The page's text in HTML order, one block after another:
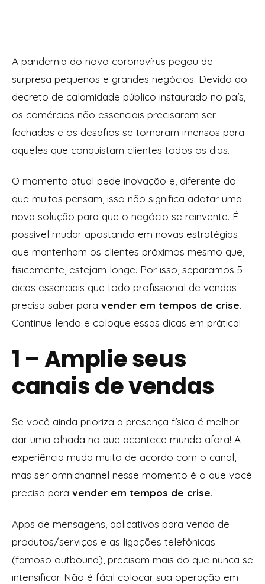
A pandemia do novo coronavírus pegou de
surpresa pequenos e grandes negócios. Devido ao
decreto de calamidade público instaurado no país,
os comércios não essenciais precisaram ser
fechados e os desafios se tornaram imensos para
aqueles que conquistam clientes todos os dias.
O momento atual pede inovação e, diferente do
que muitos pensam, isso não significa adotar uma
nova solução para que o negócio se reinvente. É
possível mudar apostando em novas estratégias
que mantenham os clientes próximos mesmo que,
fisicamente, estejam longe. Por isso, separamos 5
dicas essenciais que todo profissional de vendas
precisa saber para vender em tempos de crise.
Continue lendo e coloque essas dicas em prática!
1 – Amplie seus
canais de vendas
Se você ainda prioriza a presença física é melhor
dar uma olhada no que acontece mundo afora! A
experiência muda muito de acordo com o canal,
mas ser omnichannel nesse momento é o que você
precisa para vender em tempos de crise.
Apps de mensagens, aplicativos para venda de
produtos/serviços e as ligações telefônicas
(famoso outbound), precisam mais do que nunca se
intensificar. Não é fácil colocar sua operação em